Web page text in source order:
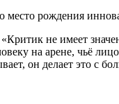
место рождения
«Критик не имеет
на арене, чьё
он делает это с